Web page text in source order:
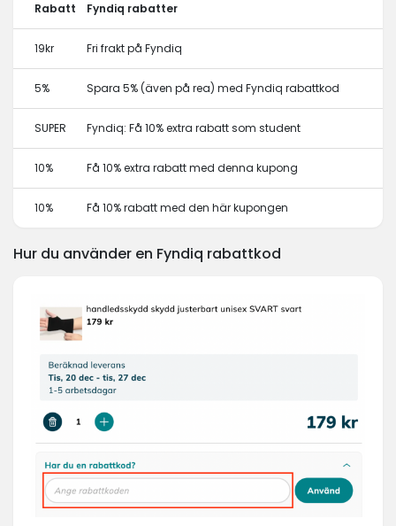
Rabatt Fyndiq rabatter
19kr Fri frakt på Fyndiq
5% Spara 5% (även på rea) med Fyndiq rabattkod
SUPER Fyndiq: Få 10% extra rabatt som student
10% Få 10% extra rabatt med denna kupong
10% Få 10% rabatt med den här kupongen
Hur du använder en Fyndiq rabattkod